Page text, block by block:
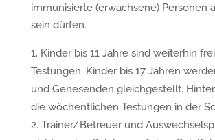
immunisierte (erwachsene) Personen
sein dürfen.
Kinder bis 11 Jahre sind weiterhin
Testungen. Kinder bis 17 Jahren
und Genesenden gleichgestellt.
die wöchentlichen Testungen in der
Trainer/Betreuer und